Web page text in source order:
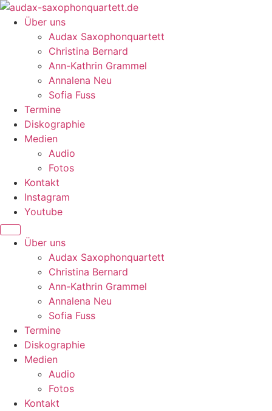
Zum
Inhalt
wechseln
Über uns
Audax Saxophonquartett
Christina Bernard
Ann-Kathrin Grammel
Annalena Neu
Sofia Fuss
Termine
Diskographie
Medien
Audio
Fotos
Kontakt
Instagram
Youtube
Über uns
Audax Saxophonquartett
Christina Bernard
Ann-Kathrin Grammel
Annalena Neu
Sofia Fuss
Termine
Diskographie
Medien
Audio
Fotos
Kontakt